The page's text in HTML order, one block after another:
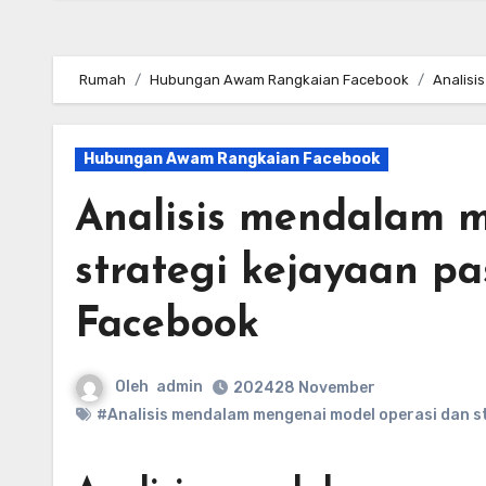
Rumah Hubungan Awam Rangkaian Facebook
Hubungan Awam Rangkaian Facebook
Analisis mendalam
strategi kejayaan
Facebook
Oleh admin
202428 November
#Analisis mendalam mengenai model operasi dan